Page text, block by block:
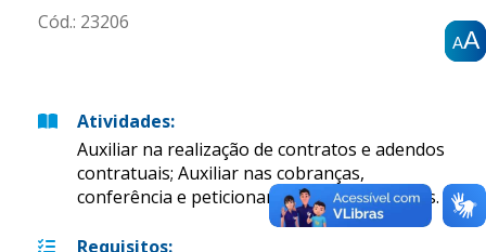
AA
AA
AA
Cód.: 23206
Atividades:
Auxiliar na realização de contratos e adendos
contratuais; Auxiliar nas cobranças,
conferência e peticionamento em processos.
Requisitos: